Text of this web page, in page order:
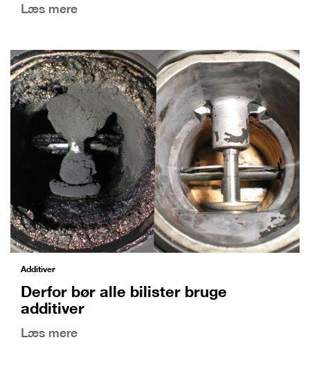
Læs mere
Additiver
Derfor bør alle bilister bruge
additiver
Læs mere